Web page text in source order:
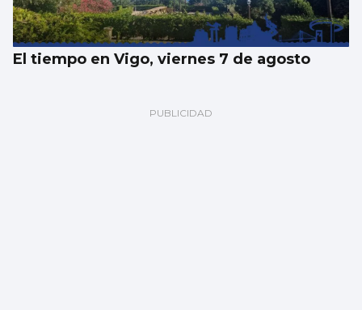
El tiempo en Vigo, viernes 7 de agosto